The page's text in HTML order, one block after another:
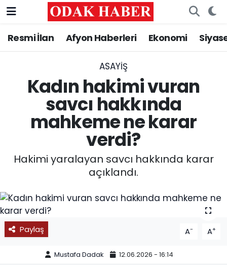
Resmi İlan Afyon Haberleri Ekonomi
ASAYİŞ
Kadın hakimi vuran
savcı hakkında
mahkeme ne karar
verdi?
Hakimi yaralayan savcı hakkında karar
açıklandı.
Paylaş A- A+
Mustafa Dadak 12.06.2026 - 16:14
AFYONKARAHİSAR HABERLERİ
ASAYİŞ
GÜNCEL
EĞİTİM
MAGAZİN
SAĞLIK
Nöbetçi Eczaneler
Trafik Durumu
Süper Lig Puan Durumu ve Fikstür
Tüm Manşetler
Son Dakika Haberleri
Haber Arşivi